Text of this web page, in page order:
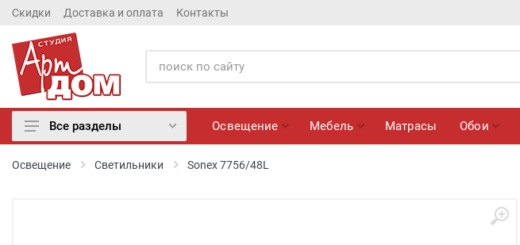
Скидки Доставка и оплата Контакты
Все разделы Освещение Мебель Матрасы Обои
Освещение Светильники Sonex 7756/48L